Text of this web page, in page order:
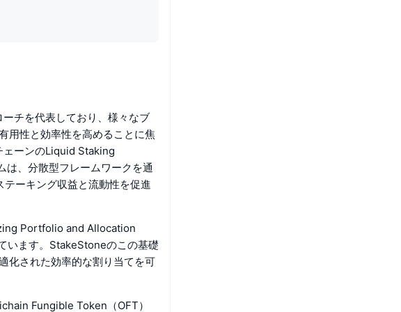
チを代表しており、様々なブ
用性と効率性を高めることに焦
ェーンのLiquid Staking
、分散型フレームワークを通
ーキング収益と流動性を促進
Portfolio and Allocation
います。StakeStoneのこの基礎
化された効率的な割り当てを可
Fungible Token（OFT）